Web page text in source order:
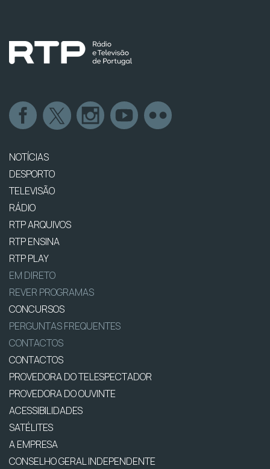
NOTÍCIAS
DESPORTO
TELEVISÃO
RÁDIO
RTP ARQUIVOS
RTP ENSINA
RTP PLAY
EM DIRETO
REVER PROGRAMAS
CONCURSOS
PERGUNTAS FREQUENTES
CONTACTOS
CONTACTOS
PROVEDORA DO TELESPECTADOR
PROVEDORA DO OUVINTE
ACESSIBILIDADES
SATÉLITES
A EMPRESA
CONSELHO GERAL INDEPENDENTE